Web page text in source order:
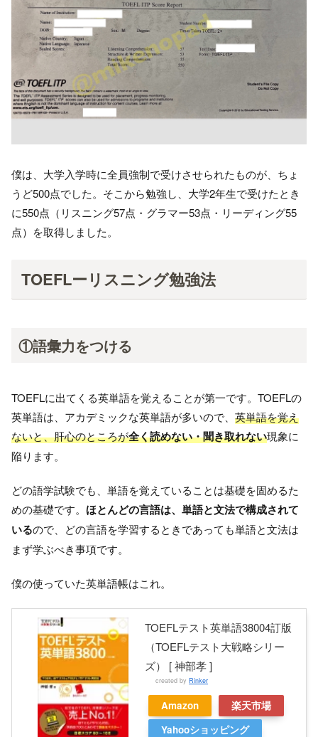
僕は、大学入学時に全員強制で受けさせられたものが、ちょ
うど500点でした。そこから勉強し、大学2年生で受けたとき
に550点（リスニング57点・グラマー53点・リーディング55
点）を取得しました。
TOEFLーリスニング勉強法
①語彙力をつける
TOEFLに出てくる英単語を覚えることが第一です。TOEFLの
英単語は、アカデミックな英単語が多いので、 英単語を覚え
ないと、肝心のところが全く読めない・聞き取れない現象に
陥ります。
どの語学試験でも、単語を覚えていることは基礎を固めるた
めの基礎です。 ほとんどの言語は、単語と文法で構成されて
いるので、どの言語を学習するときであっても単語と文法は
まず学ぶべき事項です。
僕の使っていた英単語帳はこれ。
TOEFLテスト英単語38004訂版
（TOEFLテスト大戦略シリー
ズ） [ 神部孝 ]
created by Rinker
Amazon
楽天市場
Yahooショッピング